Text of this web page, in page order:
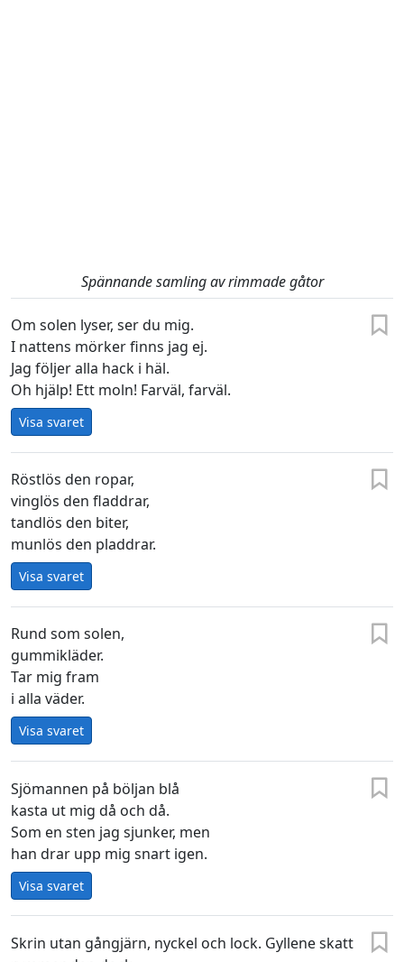
Spännande samling av rimmade gåtor
Om solen lyser, ser du mig.
I nattens mörker finns jag ej.
Jag följer alla hack i häl.
Oh hjälp! Ett moln! Farväl, farväl.
Visa svaret
Röstlös den ropar,
vinglös den fladdrar,
tandlös den biter,
munlös den pladdrar.
Visa svaret
Rund som solen,
gummikläder.
Tar mig fram
i alla väder.
Visa svaret
Sjömannen på böljan blå
kasta ut mig då och då.
Som en sten jag sjunker, men
han drar upp mig snart igen.
Visa svaret
Skrin utan gångjärn, nyckel och lock. Gyllene skatt